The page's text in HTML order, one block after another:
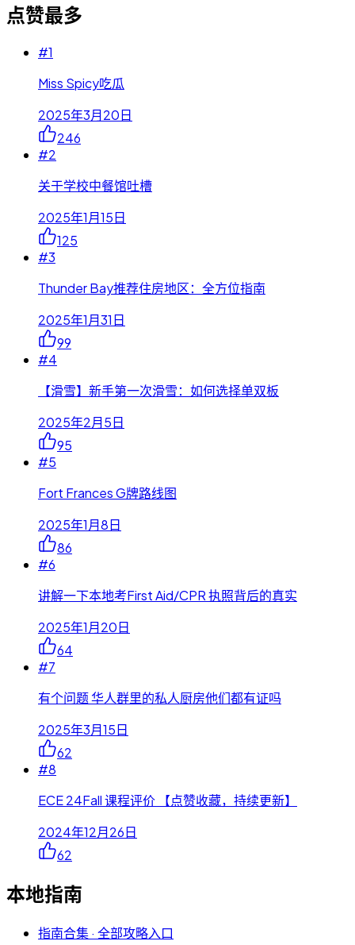
点赞最多
#1
Miss Spicy吃瓜
2025年3月20日
246
#2
关于学校中餐馆吐槽
2025年1月15日
125
#3
Thunder Bay推荐住房地区：全方位指南
2025年1月31日
99
#4
【滑雪】新手第一次滑雪：如何选择单双板
2025年2月5日
95
#5
Fort Frances G牌路线图
2025年1月8日
86
#6
讲解一下本地考First Aid/CPR 执照背后的真实
2025年1月20日
64
#7
有个问题 华人群里的私人厨房他们都有证吗
2025年3月15日
62
#8
ECE 24Fall 课程评价 【点赞收藏，持续更新】
2024年12月26日
62
本地指南
指南合集 · 全部攻略入口